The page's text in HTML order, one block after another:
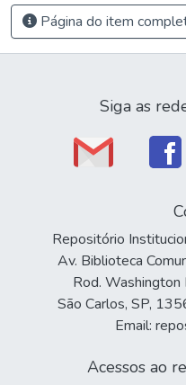
Página do item
Siga as
Repositório
Av. Biblioteca
Rod.
São Carlos, SP,
Email:
Acessos ao